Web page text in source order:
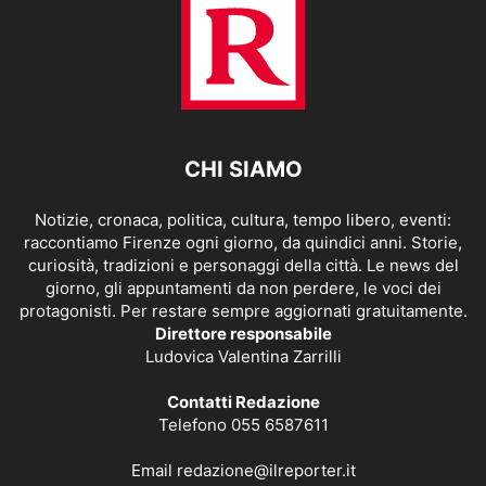
CHI SIAMO
Notizie, cronaca, politica, cultura, tempo libero, eventi:
raccontiamo Firenze ogni giorno, da quindici anni. Storie,
curiosità, tradizioni e personaggi della città. Le news del
giorno, gli appuntamenti da non perdere, le voci dei
protagonisti. Per restare sempre aggiornati gratuitamente.
Direttore responsabile
Ludovica Valentina Zarrilli
Contatti Redazione
Telefono 055 6587611
Email redazione@ilreporter.it